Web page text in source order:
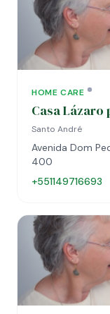
HOME CARE
Casa Lázaro
Santo André
Avenida Dom
400
+551149716693